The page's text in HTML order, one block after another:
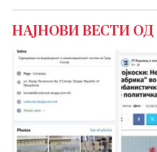
НАЈНОВИ ВЕСТИ ОД